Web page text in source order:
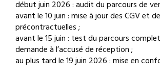
début juin 2026 : audit du parcours de
avant le 10 juin : mise à jour des CGV et
précontractuelles ;
avant le 15 juin : test du parcours
demande à l’accusé de réception ;
au plus tard le 19 juin 2026 : mise en